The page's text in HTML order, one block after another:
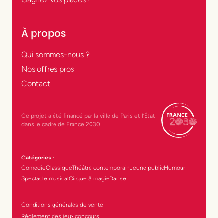
À propos
Qui sommes-nous ?
Nos offres pros
Contact
Ce projet a été financé par la ville de Paris et l’État
dans le cadre de France 2030.
Catégories :
ComédieClassiqueThéâtre contemporainJeune publicHumour
Spectacle musicalCirque & magieDanse
Conditions générales de vente
Réglement des jeux concours